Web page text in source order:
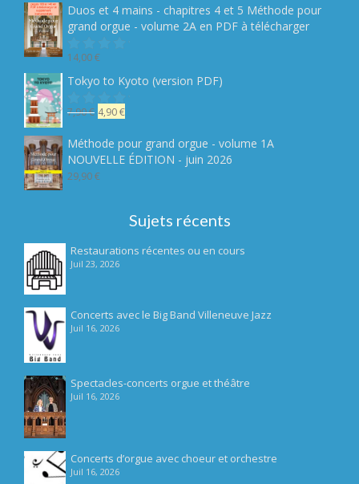
5initial
était :
19,90 €.
actuel
est :
Duos et 4 mains - chapitres 4 et 5 Méthode pour
grand orgue - volume 2A en PDF à télécharger
Note
5
14,00€
Tokyo to Kyoto (version PDF)
Notesur
5
7,90€ Le
initial
était :
7,90 €.
4,90€Le
actuel
est :
Méthode pour grand orgue - volume 1A
NOUVELLE ÉDITION - juin 2026
29,90€
Sujets récents
Restaurations récentes ou en cours
Juil 23, 2026
Concerts avec le Big Band Villeneuve Jazz
Juil 16, 2026
Spectacles-concerts orgue et théâtre
Juil 16, 2026
Concerts d’orgue avec choeur et orchestre
Juil 16, 2026